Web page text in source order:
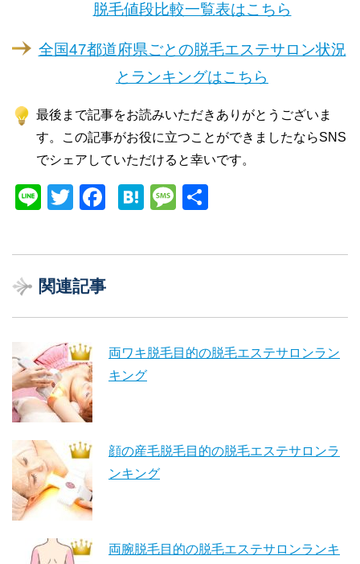
脱毛値段比較一覧表はこちら
全国47都道府県ごとの脱毛エステサロン状況
とランキングはこちら
最後まで記事をお読みいただきありがとうございま
す。この記事がお役に立つことができましたならSNS
でシェアしていただけると幸いです。
Li
e
T
tt
er
c
e
o
o
k
H
e
M
ss
e
関連記事
両ワキ脱毛目的の脱毛エステサロンラン
キング
顔の産毛脱毛目的の脱毛エステサロンラ
ンキング
両腕脱毛目的の脱毛エステサロンランキ